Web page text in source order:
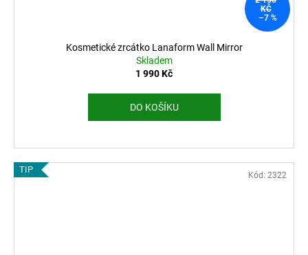
KČ
–7 %
Kosmetické zrcátko Lanaform Wall Mirror
Skladem
1 990 Kč
DO KOŠÍKU
TIP
Kód: 2322